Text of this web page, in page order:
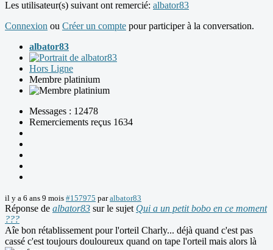
Les utilisateur(s) suivant ont remercié: albator83
Connexion ou Créer un compte pour participer à la conversation.
albator83
Hors Ligne
Membre platinium
Messages : 12478
Remerciements reçus 1634
il y a 6 ans 9 mois #157975 paralbator83
Réponse de albator83 sur le sujet Qui a un petit bobo en ce moment
???
Aîe bon rétablissement pour l'orteil Charly... déjà quand c'est pas
cassé c'est toujours douloureux quand on tape l'orteil mais alors là